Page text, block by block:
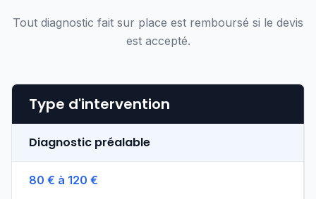
Tout diagnostic fait sur place est remboursé si le devis
est accepté.
Type d'intervention
Diagnostic préalable
80 € à 120 €